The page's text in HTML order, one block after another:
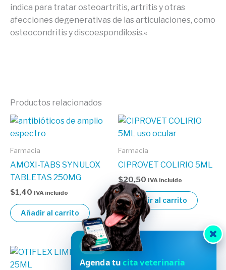
indica para tratar osteoartritis, artritis y otras
afecciones degenerativas de las articulaciones, como
osteocondritis y discoespondilosis.«
Productos relacionados
Farmacia
AMOXI-TABS SYNULOX
TABLETAS 250MG
$1,40 IVA incluido
Añadir al carrito
Farmacia
CIPROVET COLIRIO 5ML
$20,50 IVA incluido
Añadir al carrito
HVDES
Agenda tucita veterinaria